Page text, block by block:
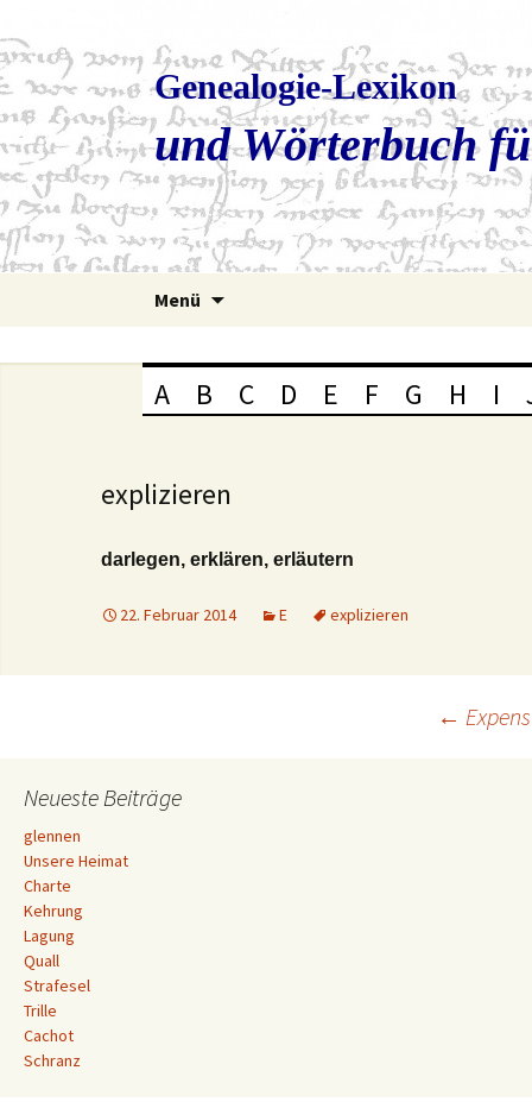
Genealogie-Lexikon
und Wörterbuch
Menü
A B C D E F G H I
explizieren
darlegen, erklären, erläutern
22. Februar 2014 E explizieren
Navigation
← Expens
Neueste Beiträge
glennen
Unsere Heimat
Charte
Kehrung
Lagung
Quall
Strafesel
Trille
Cachot
Schranz